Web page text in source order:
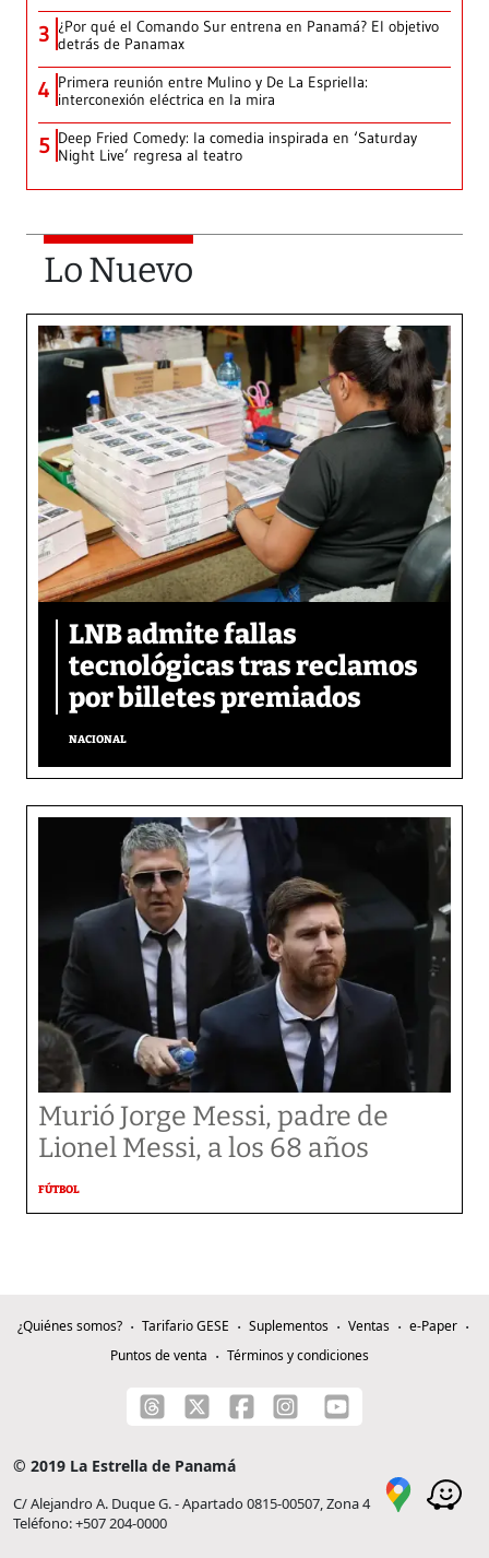
3 ¿Por qué el Comando Sur entrena en Panamá? El objetivo
detrás de Panamax
4 Primera reunión entre Mulino y De La Espriella:
interconexión eléctrica en la mira
5 Deep Fried Comedy: la comedia inspirada en ‘Saturday
Night Live’ regresa al teatro
Lo Nuevo
LNB admite fallas
tecnológicas tras reclamos
por billetes premiados
NACIONAL
Murió Jorge Messi, padre de
Lionel Messi, a los 68 años
FÚTBOL
¿Quiénes somos? Tarifario GESE Suplementos Ventas
e-Paper
Puntos de venta
Términos y condiciones
© 2019 La Estrella de Panamá
C/ Alejandro A. Duque G. - Apartado 0815-00507, Zona 4
Teléfono: +507 204-0000